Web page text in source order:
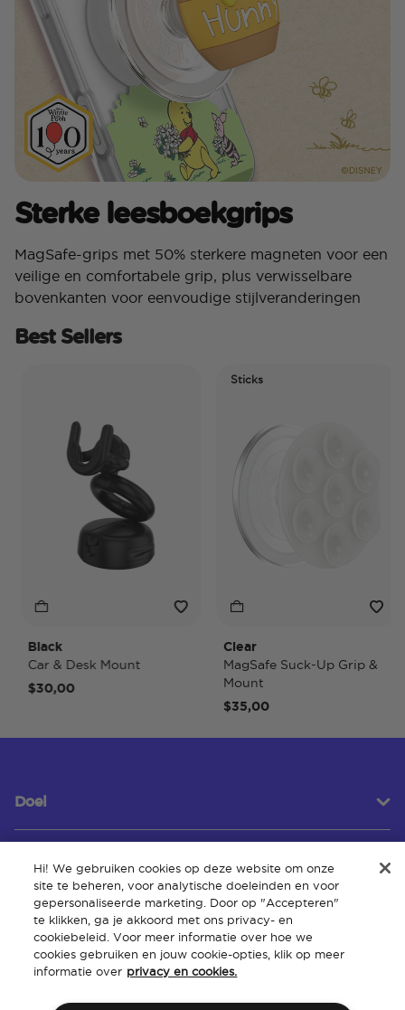
Sterke leesboekgrips
MagSafe-grips met 50% sterkere magneten voor een
veilige en comfortabele grip, plus verwisselbare
bovenkanten voor eenvoudige stijlveranderingen
Best Sellers
Black
Car & Desk Mount
$30,00
Sticks
Clear
MagSafe Suck-Up Grip &
Mount
$35,00
Doel
Klantenservice
Over
Hi! We gebruiken cookies op deze website om onze
site te beheren, voor analytische doeleinden en voor
gepersonaliseerde marketing. Door op "Accepteren"
te klikken, ga je akkoord met ons privacy- en
cookiebeleid. Voor meer informatie over hoe we
cookies gebruiken en jouw cookie-opties, klik op meer
informatie over privacy en cookies.